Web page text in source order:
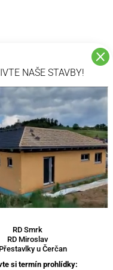
BUNGALOV XL04→
Napište
NAŠE STAVBY!
Video přehrávač
RD Smrk
RD Miroslav
u Čerčan
si termín prohlídky:
